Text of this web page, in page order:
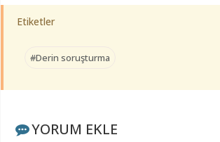
Etiketler
#Derin soruşturma
YORUM EKLE